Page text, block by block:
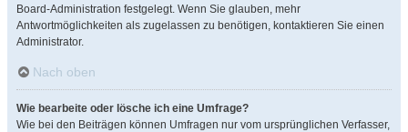
Board-Administration festgelegt. Wenn Sie glauben, mehr
Antwortmöglichkeiten als zugelassen zu benötigen, kontaktieren Sie einen
Administrator.
Nach oben
Wie bearbeite oder lösche ich eine Umfrage?
Wie bei den Beiträgen können Umfragen nur vom ursprünglichen Verfasser,